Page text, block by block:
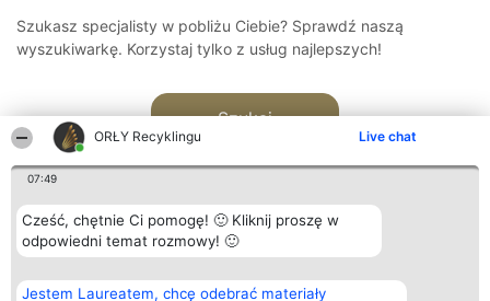
ORŁY Recyklingu Live chat
07:49
Cześć, chętnie Ci pomogę! 🙂 Kliknij proszę w
odpowiedni temat rozmowy! 🙂
Jestem Laureatem, chcę odebrać materiały
Szukasz specjalisty w pobliżu Ciebie? Sprawdź naszą
wyszukiwarkę. Korzystaj tylko z usług najlepszych!
Szukaj
Organizator plebiscytu
Bright Side Solutions sp. z o.
Plebiscyt
Laureaci
Kontakt
Kontakt